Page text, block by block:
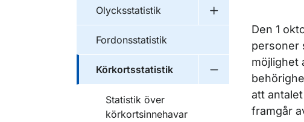
Olycksstatistik
Undermeny för
Fordonsstatistik
Körkortsstatistik
Undermeny för
Statistik över
körkortsinnehavar
Den 1
personer
möjlighet
att
framgår